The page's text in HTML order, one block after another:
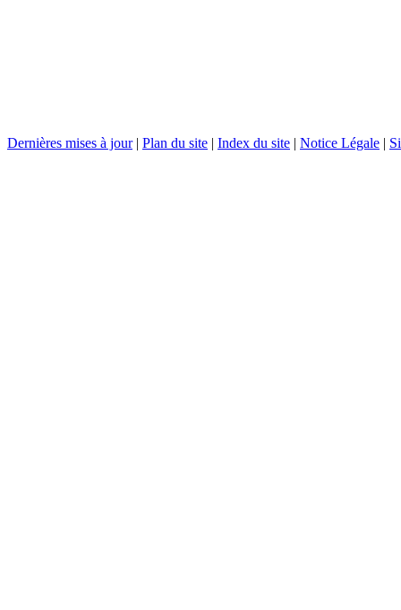
Dernières mises à jour| Plan du site | Index du site | Notice Légale |